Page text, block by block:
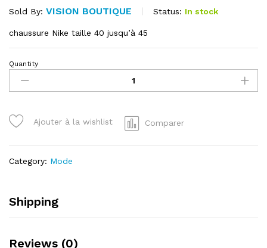
Sold By: VISION BOUTIQUE Status: In stock
chaussure Nike taille 40 jusqu’à 45
chaussure
Nike
quantity
Quantity
Ajouter à la wishlist Comparer
Category: Mode
Shipping
Reviews (0)